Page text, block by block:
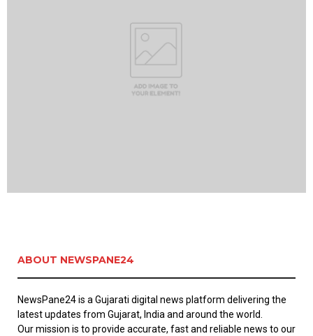
ABOUT NEWSPANE24
NewsPane24 is a Gujarati digital news platform delivering the
latest updates from Gujarat, India and around the world.
Our mission is to provide accurate, fast and reliable news to our